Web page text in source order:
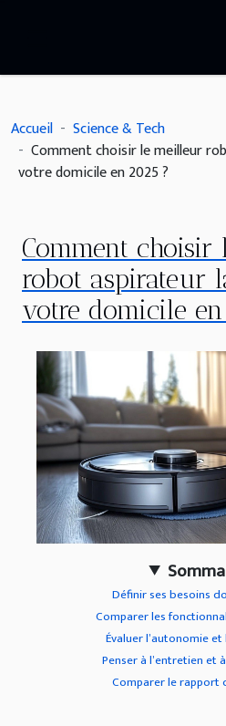
Accueil
Science & Tech
Comment choisir le meilleur
votre domicile en 2025 ?
Comment
robot aspirateur
votre domicile en
Définir ses besoins
Comparer les
Évaluer l’autonomie
Penser à l’entretien et
Comparer le rapport